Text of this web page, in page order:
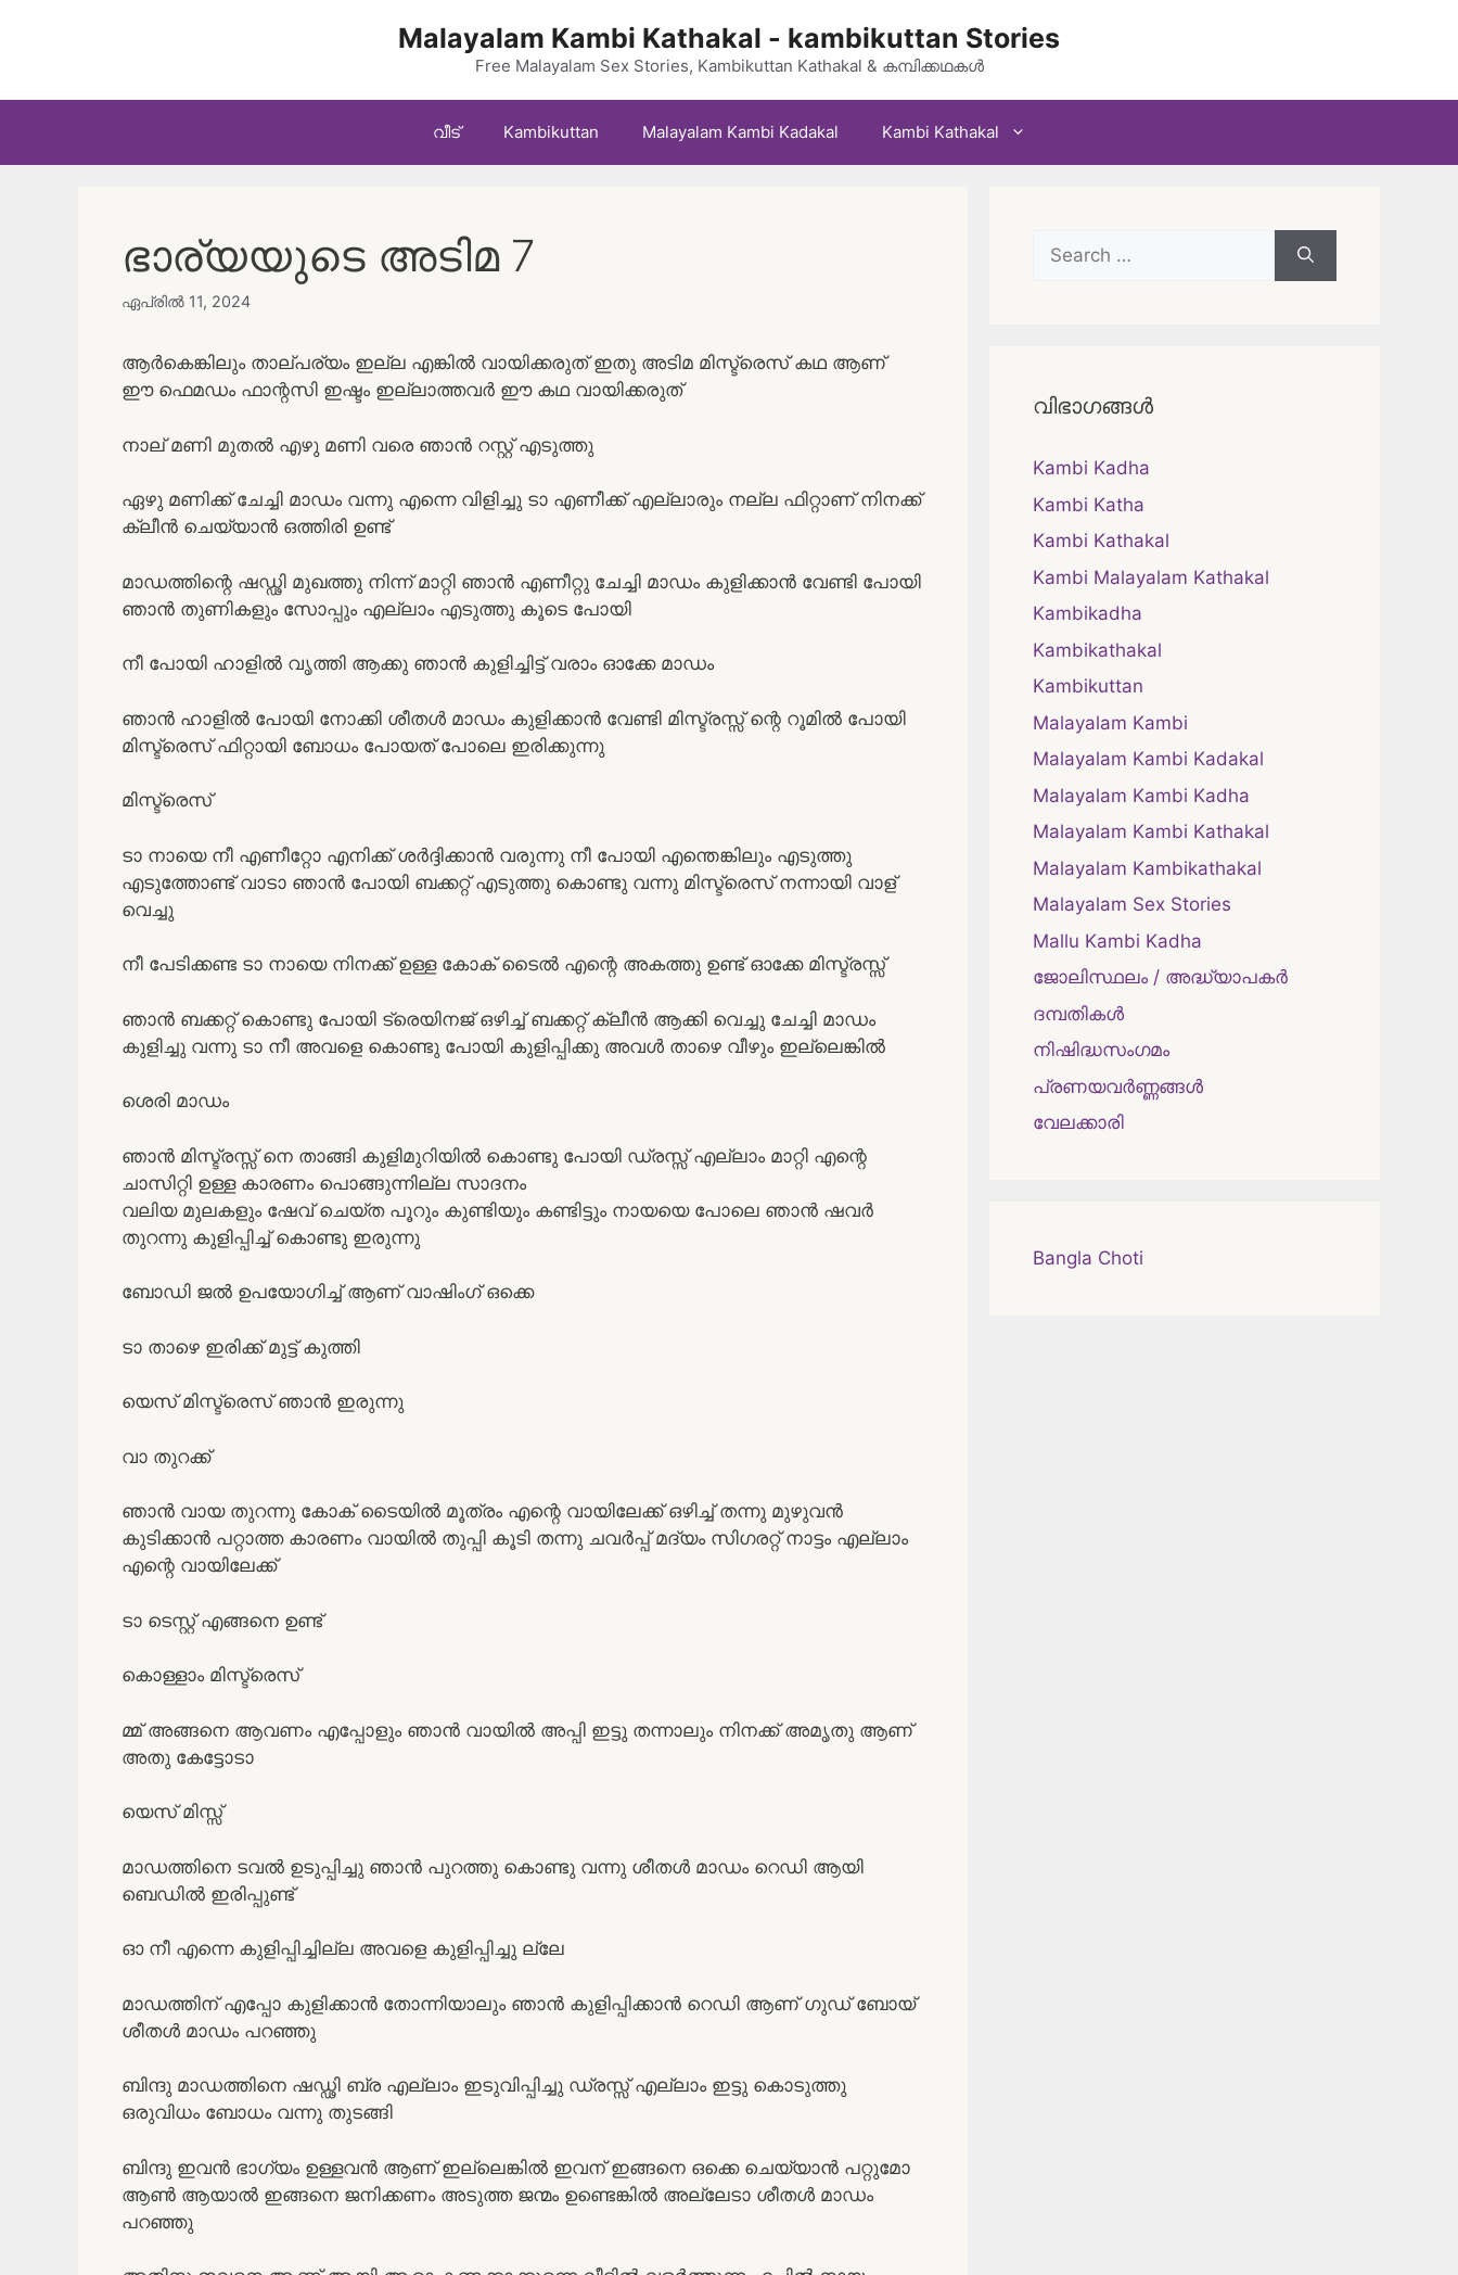
Malayalam Kambi Kathakal - kambikuttan Stories
Free Malayalam Sex Stories, Kambikuttan Kathakal & കമ്പിക്കഥകൾ
വീട് Kambikuttan Malayalam Kambi Kadakal Kambi Kathakal
ഭാര്യയുടെ അടിമ 7
ഏപ്രിൽ 11, 2024
ആർകെങ്കിലും താല്പര്യം ഇല്ല എങ്കിൽ വായിക്കരുത് ഇതു അടിമ മിസ്ട്രെസ് കഥ ആണ്
ഈ ഫെമഡം ഫാന്റസി ഇഷ്ടം ഇല്ലാത്തവർ ഈ കഥ വായിക്കരുത്
നാല് മണി മുതൽ എഴു മണി വരെ ഞാൻ റസ്റ്റ്‌ എടുത്തു
ഏഴു മണിക്ക് ചേച്ചി മാഡം വന്നു എന്നെ വിളിച്ചു ടാ എണീക്ക് എല്ലാരും നല്ല ഫിറ്റാണ് നിനക്ക്
ക്ലീൻ ചെയ്യാൻ ഒത്തിരി ഉണ്ട്
മാഡത്തിന്റെ ഷഡ്ഢി മുഖത്തു നിന്ന് മാറ്റി ഞാൻ എണീറ്റു ചേച്ചി മാഡം കുളിക്കാൻ വേണ്ടി പോയി
ഞാൻ തുണികളും സോപ്പും എല്ലാം എടുത്തു കൂടെ പോയി
നീ പോയി ഹാളിൽ വൃത്തി ആക്കു ഞാൻ കുളിച്ചിട്ട് വരാം ഓക്കേ മാഡം
ഞാൻ ഹാളിൽ പോയി നോക്കി ശീതൾ മാഡം കുളിക്കാൻ വേണ്ടി മിസ്ട്രസ്സ് ന്റെ റൂമിൽ പോയി
മിസ്ട്രെസ് ഫിറ്റായി ബോധം പോയത് പോലെ ഇരിക്കുന്നു
മിസ്ട്രെസ്
ടാ നായെ നീ എണീറ്റോ എനിക്ക് ശർദ്ദിക്കാൻ വരുന്നു നീ പോയി എന്തെങ്കിലും എടുത്തു
എടുത്തോണ്ട് വാടാ ഞാൻ പോയി ബക്കറ്റ് എടുത്തു കൊണ്ടു വന്നു മിസ്ട്രെസ് നന്നായി വാള്
വെച്ചു
നീ പേടിക്കണ്ട ടാ നായെ നിനക്ക് ഉള്ള കോക് ടൈൽ എന്റെ അകത്തു ഉണ്ട് ഓക്കേ മിസ്ട്രസ്സ്
ഞാൻ ബക്കറ്റ് കൊണ്ടു പോയി ട്രെയിനജ് ഒഴിച്ച് ബക്കറ്റ് ക്ലീൻ ആക്കി വെച്ചു ചേച്ചി മാഡം
കുളിച്ചു വന്നു ടാ നീ അവളെ കൊണ്ടു പോയി കുളിപ്പിക്കു അവൾ താഴെ വീഴും ഇല്ലെങ്കിൽ
ശെരി മാഡം
ഞാൻ മിസ്ട്രസ്സ് നെ താങ്ങി കുളിമുറിയിൽ കൊണ്ടു പോയി ഡ്രസ്സ്‌ എല്ലാം മാറ്റി എന്റെ
ചാസിറ്റി ഉള്ള കാരണം പൊങ്ങുന്നില്ല സാദനം
വലിയ മുലകളും ഷേവ് ചെയ്ത പൂറും കുണ്ടിയും കണ്ടിട്ടും നായയെ പോലെ ഞാൻ ഷവർ
തുറന്നു കുളിപ്പിച്ച് കൊണ്ടു ഇരുന്നു
ബോഡി ജൽ ഉപയോഗിച്ച് ആണ് വാഷിംഗ്‌ ഒക്കെ
ടാ താഴെ ഇരിക്ക് മുട്ട് കുത്തി
യെസ് മിസ്ട്രെസ് ഞാൻ ഇരുന്നു
വാ തുറക്ക്
ഞാൻ വായ തുറന്നു കോക് ടൈയിൽ മൂത്രം എന്റെ വായിലേക്ക് ഒഴിച്ച് തന്നു മുഴുവൻ
കുടിക്കാൻ പറ്റാത്ത കാരണം വായിൽ തുപ്പി കൂടി തന്നു ചവർപ്പ് മദ്യം സിഗരറ്റ് നാട്ടം എല്ലാം
എന്റെ വായിലേക്ക്
ടാ ടെസ്റ്റ്‌ എങ്ങനെ ഉണ്ട്
കൊള്ളാം മിസ്ട്രെസ്
മ്മ് അങ്ങനെ ആവണം എപ്പോളും ഞാൻ വായിൽ അപ്പി ഇട്ടു തന്നാലും നിനക്ക് അമൃതു ആണ്
അതു കേട്ടോടാ
യെസ് മിസ്സ്‌
മാഡത്തിനെ ടവൽ ഉടുപ്പിച്ചു ഞാൻ പുറത്തു കൊണ്ടു വന്നു ശീതൾ മാഡം റെഡി ആയി
ബെഡിൽ ഇരിപ്പുണ്ട്
ഓ നീ എന്നെ കുളിപ്പിച്ചില്ല അവളെ കുളിപ്പിച്ചു ല്ലേ
മാഡത്തിന് എപ്പോ കുളിക്കാൻ തോന്നിയാലും ഞാൻ കുളിപ്പിക്കാൻ റെഡി ആണ് ഗുഡ് ബോയ്
ശീതൾ മാഡം പറഞ്ഞു
ബിന്ദു മാഡത്തിനെ ഷഡ്ഢി ബ്ര എല്ലാം ഇടുവിപ്പിച്ചു ഡ്രസ്സ്‌ എല്ലാം ഇട്ടു കൊടുത്തു
ഒരുവിധം ബോധം വന്നു തുടങ്ങി
ബിന്ദു ഇവൻ ഭാഗ്യം ഉള്ളവൻ ആണ് ഇല്ലെങ്കിൽ ഇവന് ഇങ്ങനെ ഒക്കെ ചെയ്യാൻ പറ്റുമോ
ആൺ ആയാൽ ഇങ്ങനെ ജനിക്കണം അടുത്ത ജന്മം ഉണ്ടെങ്കിൽ അല്ലേടാ ശീതൾ മാഡം
പറഞ്ഞു
Search
for:
വിഭാഗങ്ങൾ
Kambi Kadha
Kambi Katha
Kambi Kathakal
Kambi Malayalam Kathakal
Kambikadha
Kambikathakal
Kambikuttan
Malayalam Kambi
Malayalam Kambi Kadakal
Malayalam Kambi Kadha
Malayalam Kambi Kathakal
Malayalam Kambikathakal
Malayalam Sex Stories
Mallu Kambi Kadha
ജോലിസ്ഥലം / അദ്ധ്യാപകർ
ദമ്പതികള്‍
നിഷിദ്ധസംഗമം
പ്രണയവർണ്ണങ്ങൾ
വേലക്കാരി
Bangla Choti